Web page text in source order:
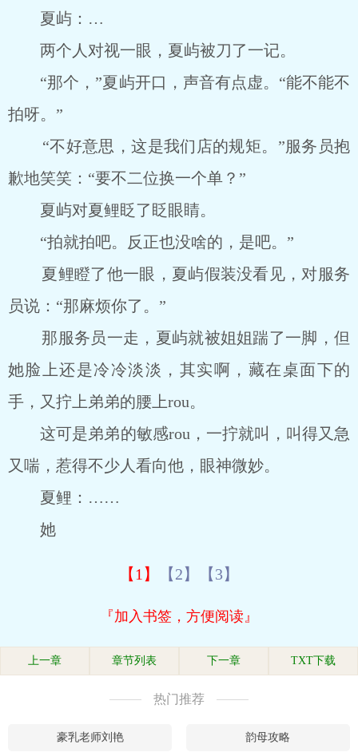
夏屿：…
两个人对视一眼，夏屿被刀了一记。
“那个，”夏屿开口，声音有点虚。“能不能不
拍呀。”
“不好意思，这是我们店的规矩。”服务员抱
歉地笑笑：“要不二位换一个单？”
夏屿对夏鲤眨了眨眼睛。
“拍就拍吧。反正也没啥的，是吧。”
夏鲤瞪了他一眼，夏屿假装没看见，对服务
员说：“那麻烦你了。”
那服务员一走，夏屿就被姐姐踹了一脚，但
她脸上还是冷冷淡淡，其实啊，藏在桌面下的
手，又拧上弟弟的腰上rou。
这可是弟弟的敏感rou，一拧就叫，叫得又急
又喘，惹得不少人看向他，眼神微妙。
夏鲤：……
她
【1】 【2】 【3】
『加入书签，方便阅读』
上一章 章节列表 下一章 TXT下载
热门推荐
豪乳老师刘艳 韵母攻略